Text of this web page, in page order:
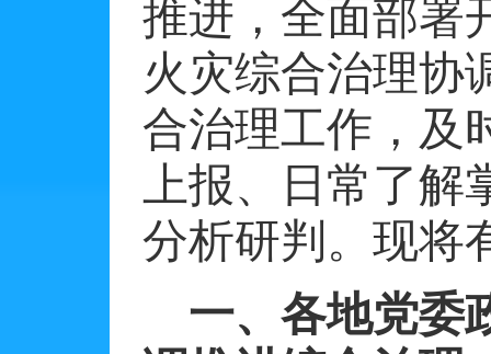
推进，全面部署
火灾综合治理协
合治理工作，及
上报、日常了
分析研判。现将
一、各地党委